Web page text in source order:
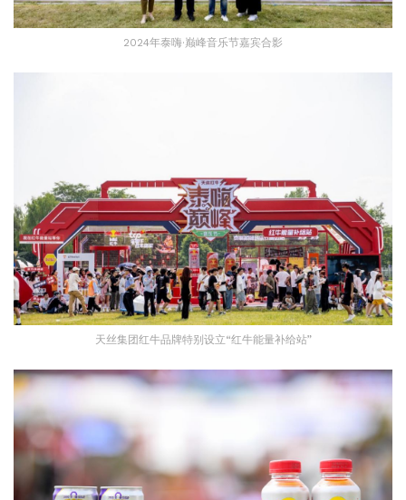
2024年泰嗨·巅峰音乐节嘉宾合影
天丝集团红牛品牌特别设立“红牛能量补给站”